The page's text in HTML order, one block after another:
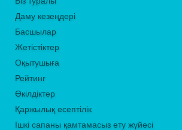
Даму кезеңдері
Басшылар
Жетістіктер
Оқытушыға
Рейтинг
Өкілдіктер
Қаржылық есептілік
Ішкі сапаны қамтамасыз ету жүйесі